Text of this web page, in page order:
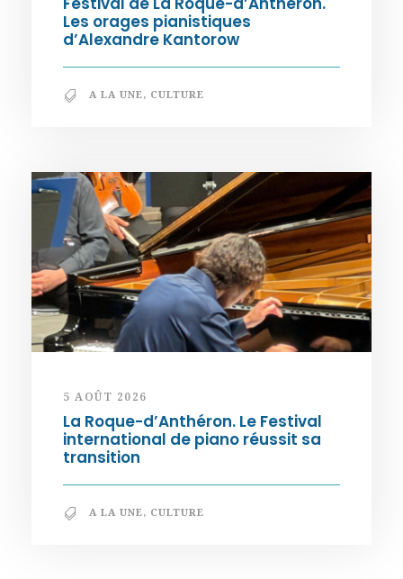
Les orages pianistiques
d’Alexandre Kantorow
A LA UNE, CULTURE
5 AOÛT 2026
La Roque-d’Anthéron. Le Festival
international de piano réussit sa
transition
A LA UNE, CULTURE